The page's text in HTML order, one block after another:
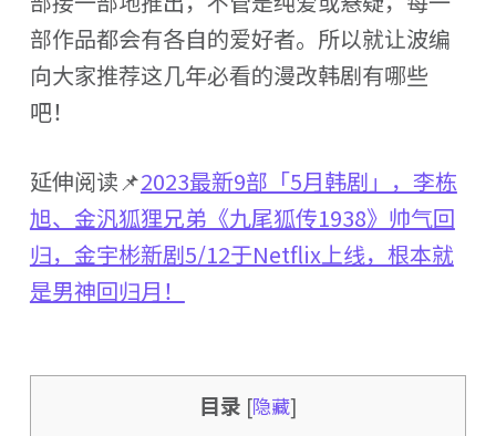
部作品都会有各自的爱好者。所以就让波编
向大家推荐这几年必看的漫改韩剧有哪些
吧！
延伸阅读📌2023最新9部「5月韩剧」，李栋
旭、金汎狐狸兄弟《九尾狐传1938》帅气回
归，金宇彬新剧5/12于Netflix上线，根本就
是男神回归月！
目录 [隐藏]